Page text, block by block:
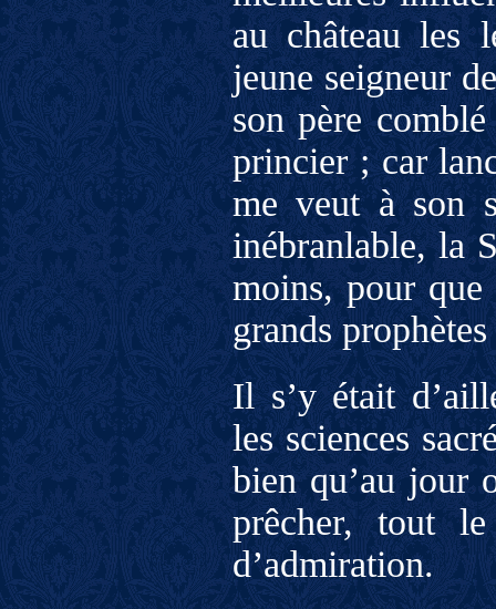
au château les
jeune seigneur
son père
princier ; car
me veut à son
inébranlable, la
moins, pour que
grands
Il s’y était
les sciences
bien qu’au jour
prêcher, tout
d’admiration.